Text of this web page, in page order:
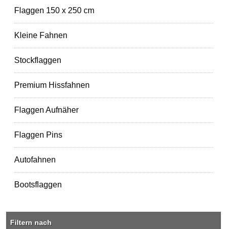
Flaggen 150 x 250 cm
Kleine Fahnen
Stockflaggen
Premium Hissfahnen
Flaggen Aufnäher
Flaggen Pins
Autofahnen
Bootsflaggen
Filtern nach